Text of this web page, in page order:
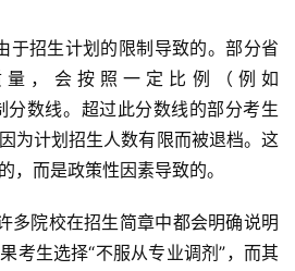
于招生计划的限制导致的。部分省
，会按照一定比例（例如
分数线。超过此分数线的部分考生
为计划招生人数有限而被退档。这
，而是政策性因素导致的。
多院校在招生简章中都会明确说明
考生选择“不服从专业调剂”，而其